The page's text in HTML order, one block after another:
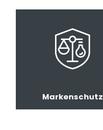
Markenschutz